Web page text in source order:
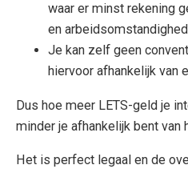
waar er minst rekening
en
Je kan zelf geen
hiervoor afhankelijk van
Dus hoe meer LETS-geld je
minder je afhankelijk bent van
Het is perfect legaal en de